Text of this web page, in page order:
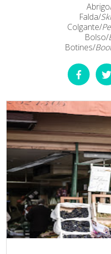
Falda/
Colgante/
Bolso/
Botines/